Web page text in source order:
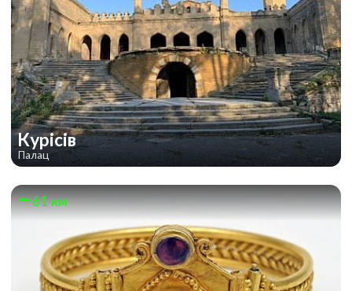
Курісів
Палац
61 км